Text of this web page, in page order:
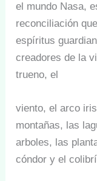
el mundo Nasa,
reconciliación
espíritus
creadores de la
trueno, el
viento, el arco
montañas, las
arboles, las
cóndor y el